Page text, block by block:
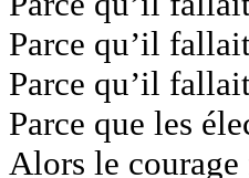
Parce qu’il
Parce qu’il
Parce que les
Alors le courage